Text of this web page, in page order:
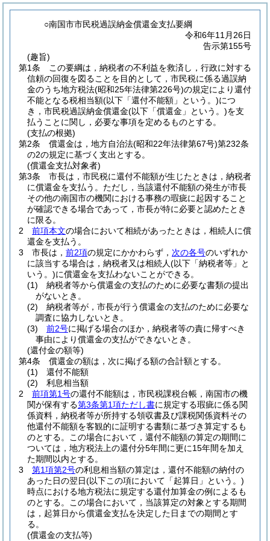
○南国市市民税過誤納金償還金支払要綱
令和6年11月26日
告示第155号
(趣旨)
第1条
この要綱は，納税者の不利益を救済し，行政に対する
信頼の回復を図ることを目的として，市民税に係る過誤納
金のうち地方税法(昭和25年法律第226号)の規定により還付
不能となる税相当額(以下「還付不能額」という。)につ
き，市民税過誤納金償還金(以下「償還金」という。)を支
払うことに関し，必要な事項を定めるものとする。
(支払の根拠)
第2条
償還金は，地方自治法(昭和22年法律第67号)第232条
の2の規定に基づく支出とする。
(償還金支払対象者)
第3条
市長は，市民税に還付不能額が生じたときは，納税者
に償還金を支払う。 ただし，当該還付不能額の発生が市長
その他の南国市の機関における事務の瑕疵に起因すること
が確認できる場合であって，市長が特に必要と認めたとき
に限る。
2
前項本文の場合において相続があったときは，相続人に償
還金を支払う。
3
市長は， 前2項の規定にかかわらず， 次の各号のいずれか
に該当する場合は，納税者又は相続人(以下「納税者等」と
いう。)に償還金を支払わないことができる。
(1)
納税者等から償還金の支払のために必要な書類の提出
がないとき。
(2)
納税者等が，市長が行う償還金の支払のために必要な
調査に協力しないとき。
(3)
前2号に掲げる場合のほか，納税者等の責に帰すべき
事由により償還金の支払ができないとき。
(還付金の額等)
第4条
償還金の額は，次に掲げる額の合計額とする。
(1)
還付不能額
(2)
利息相当額
2
前項第1号の還付不能額は，市民税課税台帳，南国市の機
関が保有する第3条第1項ただし書に規定する瑕疵に係る関
係資料，納税者等が所持する領収書及び課税関係資料その
他還付不能額を客観的に証明する書類に基づき算定するも
のとする。
この場合において，還付不能額の算定の期間に
ついては，地方税法上の還付分5年間に更に15年間を加え
た期間以内とする。
3
第1項第2号の利息相当額の算定は，還付不能額の納付の
あった日の翌日(以下この項において「起算日」という。)
時点における地方税法に規定する還付加算金の例によるも
のとする。
この場合において，当該算定の対象とする期間
は，起算日から償還金支払を決定した日までの期間とす
る。
(償還金の支払等)